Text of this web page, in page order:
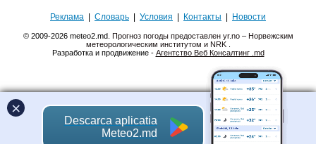
Реклама Словарь Условия Контакты Новости
© 2009-2026 meteo2.md. Прогноз погоды предоставлен yr.no – Норвежским
метеорологическим институтом и NRK
Разработка и продвижение - Агентство Веб Консалтинг .md
×
Descarca aplicatia
Meteo2.md